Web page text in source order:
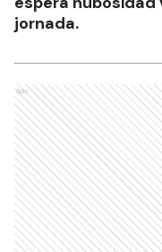
jornada.
Ads